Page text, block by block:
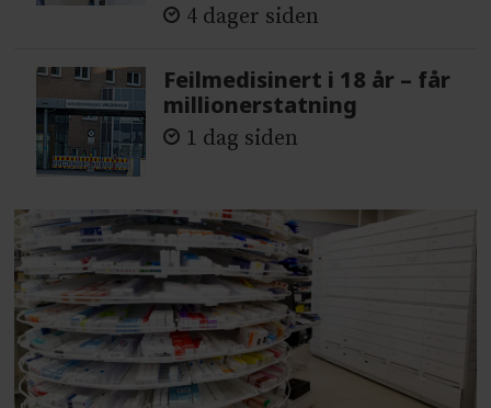
4 dager siden
Feilmedisinert i 18 år – får
millionerstatning
1 dag siden